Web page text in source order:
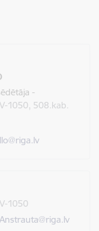
-
1050, 508.kab.
1050